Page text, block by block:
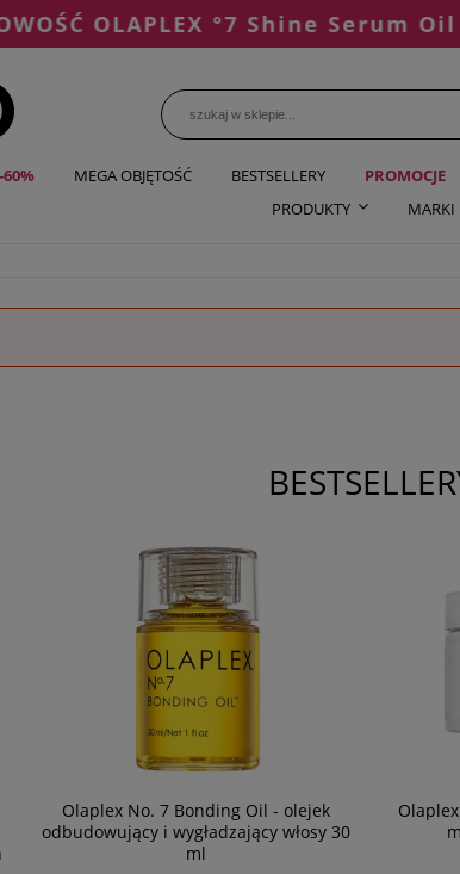
OLAPLEX °7 Shine Serum Oil
60% MEGA OBJĘTOŚĆ BESTSELLERY PROMOCJE
PRODUKTY
MARKI
Olaplex No. 7 Bonding Oil - olejek
odbudowujący i wygładzający włosy 30
ml